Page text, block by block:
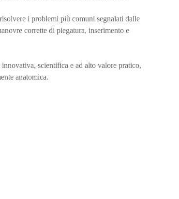
i problemi più comuni segnalati dalle
corrette di piegatura, inserimento e
scientifica e ad alto valore pratico,
anatomica.